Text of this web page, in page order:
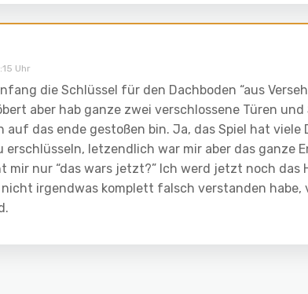
Uhr
die Schlüssel für den Dachboden “aus
aber hab ganze zwei verschlossene Türen und
auf das ende gestoßen bin. Ja, das Spiel hat viele
erschlüsseln, letzendlich war mir aber das ganze
mir nur “das wars jetzt?” Ich werd jetzt noch das
irgendwas komplett falsch verstanden habe,